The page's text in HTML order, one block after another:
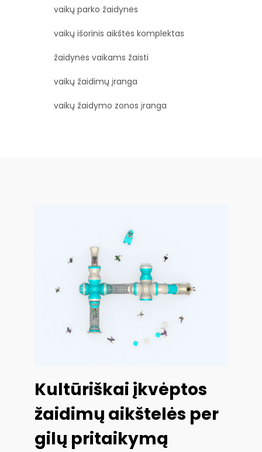
vaikų parko žaidynės
vaikų išorinis aikštės komplektas
žaidynės vaikams žaisti
vaikų žaidimų įranga
vaikų žaidymo zonos įranga
Kultūriškai įkvėptos
žaidimų aikštelės per
gilų pritaikymą